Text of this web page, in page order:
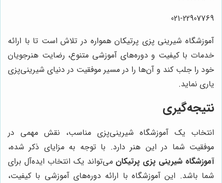
021-22907769
آموزشگاه شیرینی پزی پرتیکان همواره در تلاش است تا با ارائه
خدمات با کیفیت و دوره‌های آموزشی متنوع، رضایت هنرجویان
خود را جلب کند و آن‌ها را در مسیر موفقیت در دنیای شیرینی‌پزی
یاری نماید.
نتیجه‌گیری
انتخاب یک آموزشگاه شیرینی‌پزی مناسب، نقش مهمی در
موفقیت شما در این هنر دارد. با توجه به مزایای ذکر شده،
آموزشگاه شیرینی پزی پرتیکان می‌تواند یک انتخاب ایده‌آل برای
شما باشد. این آموزشگاه با ارائه دوره‌های آموزشی با کیفیت،